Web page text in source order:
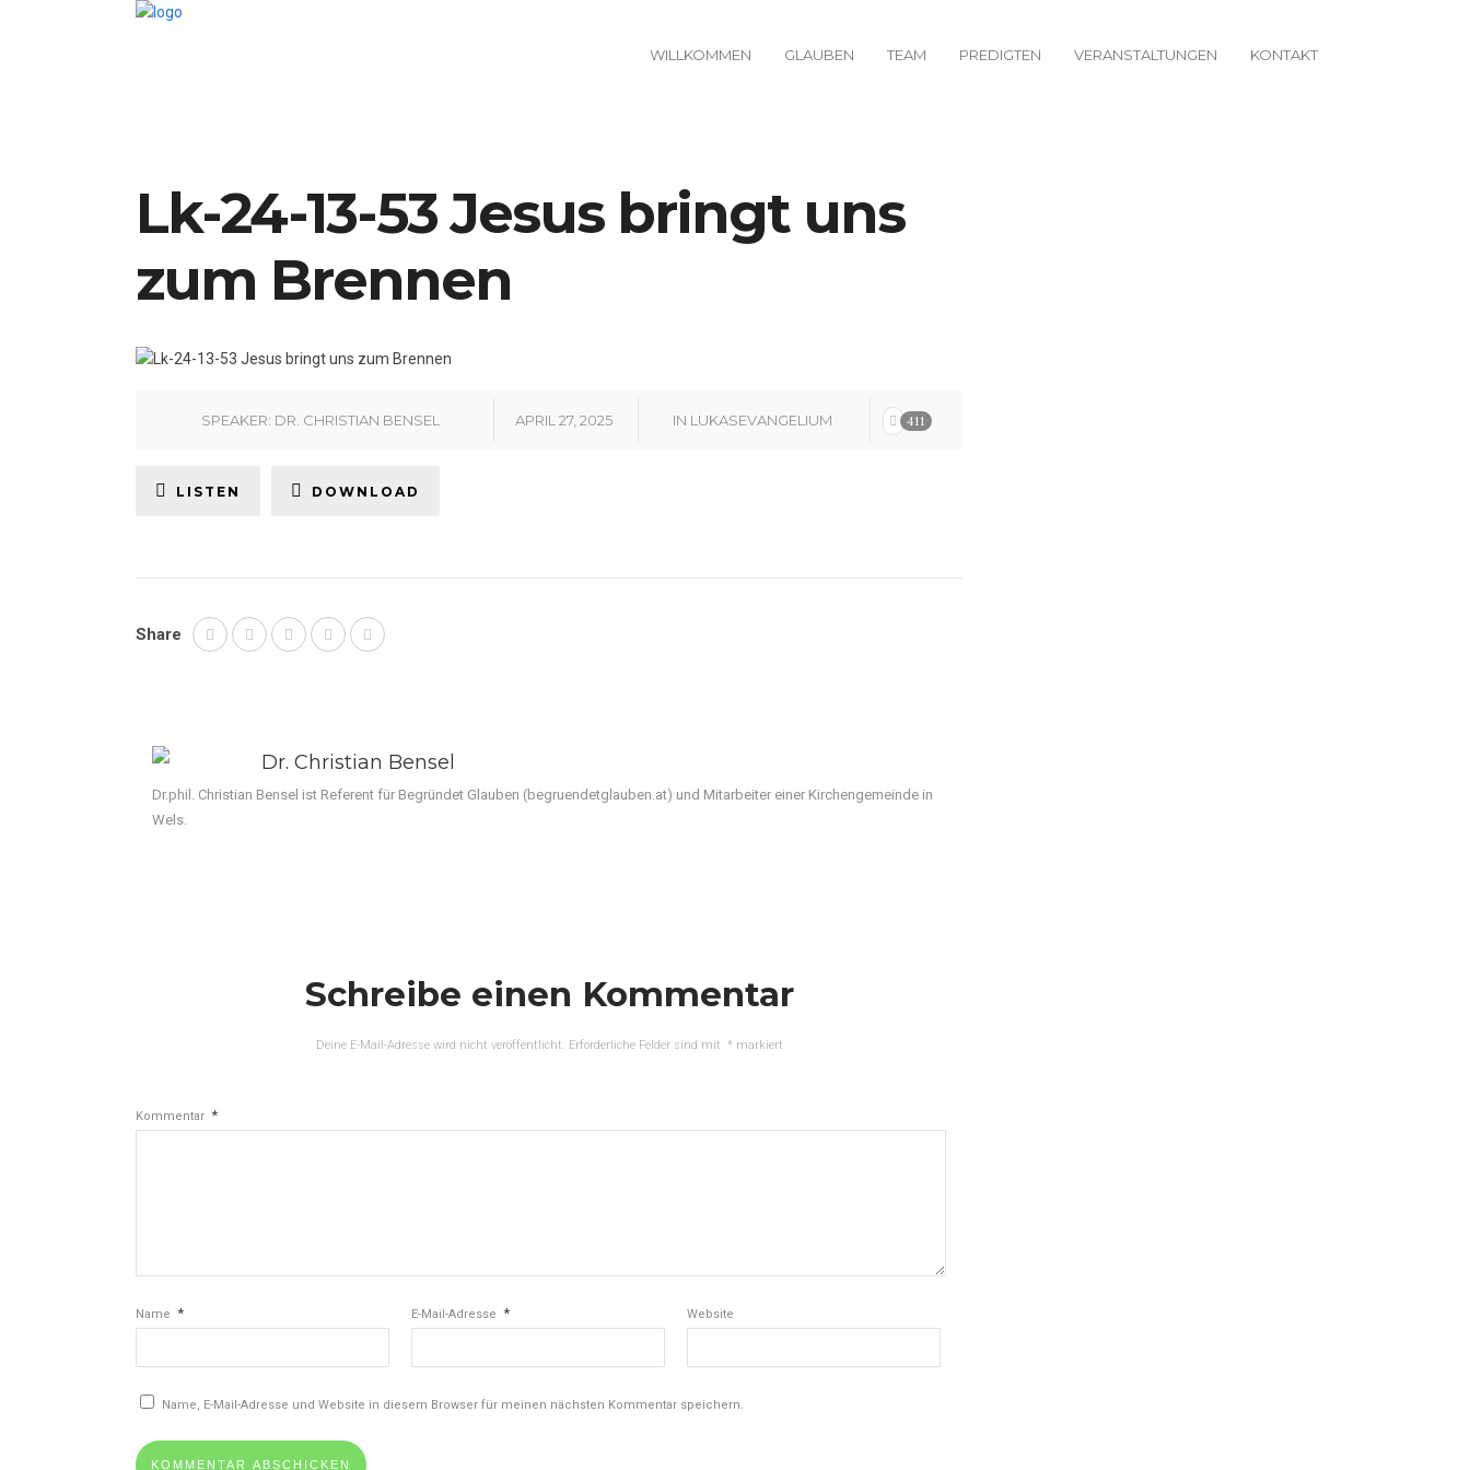
WILLKOMMEN GLAUBEN TEAM PREDIGTEN VERANSTALTUNGEN KONTAKT
Lk-24-13-53 Jesus bringt uns
zum Brennen
SPEAKER: DR. CHRISTIAN BENSEL APRIL 27, 2025 IN LUKASEVANGELIUM 411
LISTEN DOWNLOAD
Share
Dr. Christian Bensel
Dr.phil. Christian Bensel ist Referent für Begründet Glauben (begruendetglauben.at) und Mitarbeiter einer Kirchengemeinde in
Wels.
Schreibe einen Kommentar
Deine E-Mail-Adresse wird nicht veröffentlicht. Erforderliche Felder sind mit *markiert
Kommentar *
Name * E-Mail-Adresse * Website
Name, E-Mail-Adresse und Website in diesem Browser für meinen nächsten Kommentar speichern.